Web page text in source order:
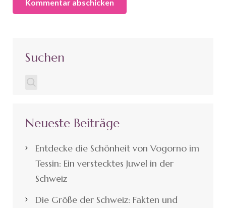
Suchen
Neueste Beiträge
Entdecke die Schönheit von Vogorno im
Tessin: Ein verstecktes Juwel in der
Schweiz
Die Größe der Schweiz: Fakten und